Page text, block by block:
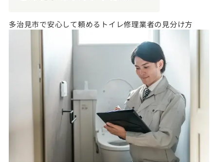
多治見市で安心して頼めるトイレ修理業者の見分け方